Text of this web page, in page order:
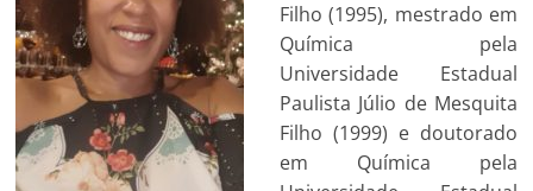
Filho (1995), mestrado em
Química pela
Universidade Estadual
Paulista Júlio de Mesquita
Filho (1999) e doutorado
em Química pela